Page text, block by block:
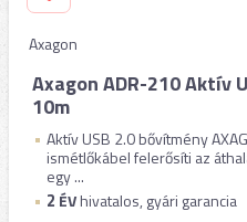
Axagon
Axagon ADR-210 Aktív
10m
Aktív USB 2.0 bővítmény
ismétlőkábel felerősíti az
egy ...
2 ÉVhivatalos, gyári garancia